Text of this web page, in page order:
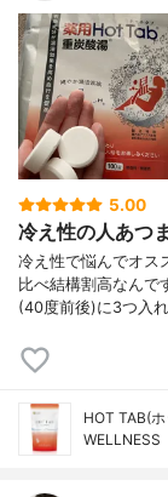
5.00
冷え性の人あつ
冷え性で悩んでオス
比べ結構割高なん
(40度前後)に3つ入
HOT TAB(
WELLNESS